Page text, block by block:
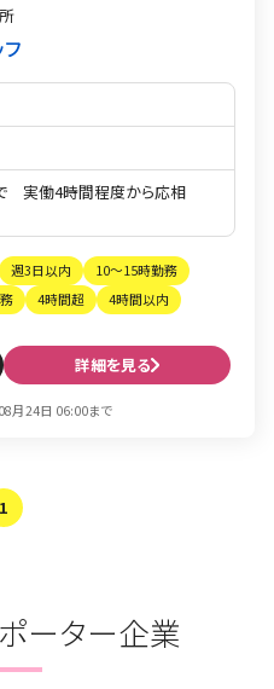
実働4時間程度から応相
週3日以内
10～15時勤務
4時間超 4時間以内
詳細を見る
月24日 06:00まで
1
ーター企業